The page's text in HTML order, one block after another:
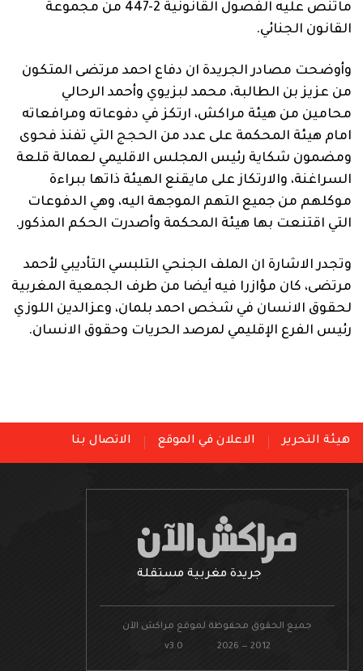
ماتنص عليه الفصول القانونية 2-447 من مجموعة
القانون الجنائي.
وأوضحت مصادر الجريدة ان دفاع احمد مرتضى المتكون
من عزيز بن الطالبة، محمد لبزيوي وأحمد الرحالي
محامين من هيئة مراكش، ارتكز في دفوعاته ومرافعاته
امام هيئة المحكمة على عدد من الحجج التي تفنذ فحوى
ومضمون شكاية رئيس المجلس الاقليمي لعمالة قلعة
السراغنة، والارتكاز على مايقنع الهيئة ذاتها ببراءة
موكلهم من جميع التهم الموجهة اليه، وهي الدفوعات
التي اقتنعت بها هيئة المحكمة وأصدرت الحكم المذكور.
وتجدر الاشارة ان الملف الجنحي التلبسي التأديبي لأحمد
مرتضى، كان مؤازرا فيه أيضا من طرف الجمعية المغربية
لحقوق الانسان في شخص احمد بلمان، وعزالدين اللوزي
رئيس الفرع الإقليمي لمرصد الحريات وحقوق الانسان.
هيئة التحرير الاعلان في الموقع الاتصال بنا
جريدة مغربية مستقلة
جميع الحقوق محفوظة لموقع مراكش الآن
v3.0 2026 — 2012